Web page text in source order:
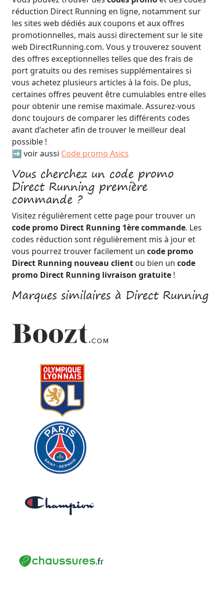
réduction Direct Running en ligne, notamment sur
les sites web dédiés aux coupons et aux offres
promotionnelles, mais aussi directement sur le site
web DirectRunning.com. Vous y trouverez souvent
des offres exceptionnelles telles que des frais de
port gratuits ou des remises supplémentaires si
vous achetez plusieurs articles à la fois. De plus,
certaines offres peuvent être cumulables entre elles
pour obtenir une remise maximale. Assurez-vous
donc toujours de comparer les différents codes
avant d’acheter afin de trouver le meilleur deal
possible !
➡️ voir aussi Code promo Asics
Vous cherchez un code promo
Direct Running première
commande ?
Visitez régulièrement cette page pour trouver un
code promo Direct Running 1ère commande. Les
codes réduction sont régulièrement mis à jour et
vous pourrez trouver facilement un code promo
Direct Running nouveau client ou bien un code
promo Direct Running livraison gratuite !
Marques similaires à Direct Running